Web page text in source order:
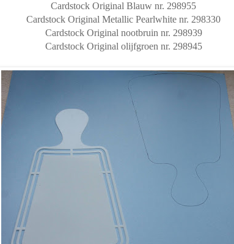
Cardstock Original Blauw nr. 298955
Cardstock Original Metallic Pearlwhite nr. 298330
Cardstock Original nootbruin nr. 298939
Cardstock Original olijfgroen nr. 298945